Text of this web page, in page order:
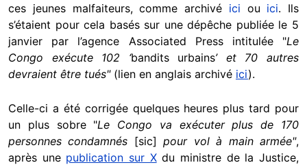
ces jeunes malfaiteurs, comme archivé ici ou ici. Ils
s’étaient pour cela basés sur une dépêche publiée le 5
janvier par l’agence Associated Press intitulée "Le
Congo exécute 102 ‘bandits urbains’ et 70 autres
devraient être tués"(lien en anglais archivé ici).
Celle-ci a été corrigée quelques heures plus tard pour
un plus sobre "Le Congo va exécuter plus de 170
personnes condamnés [sic] pour vol à main armée",
après une publication sur Xdu ministre de la Justice,